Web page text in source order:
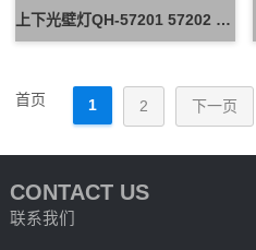
上下光壁灯QH-57201 57202 57203
首页 1 2 下一页
CONTACT US
联系我们